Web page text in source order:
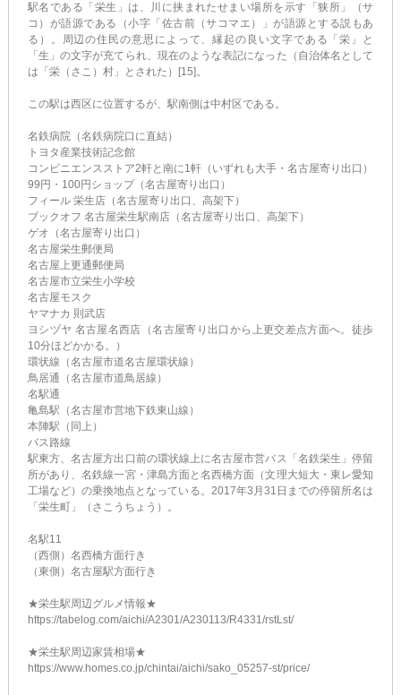
駅名である「栄生」は、川に挟まれたせまい場所を示す「狭所」（サ
コ）が語源である（小字「佐古前（サコマエ）」が語源とする説もあ
る）。周辺の住民の意思によって、縁起の良い文字である「栄」と
「生」の文字が充てられ、現在のような表記になった（自治体名として
は「栄（さこ）村」とされた）[15]。
この駅は西区に位置するが、駅南側は中村区である。
名鉄病院（名鉄病院口に直結）
トヨタ産業技術記念館
コンビニエンスストア2軒と南に1軒（いずれも大手・名古屋寄り出口）
99円・100円ショップ（名古屋寄り出口）
フィール 栄生店（名古屋寄り出口、高架下）
ブックオフ 名古屋栄生駅南店（名古屋寄り出口、高架下）
ゲオ（名古屋寄り出口）
名古屋栄生郵便局
名古屋上更通郵便局
名古屋市立栄生小学校
名古屋モスク
ヤマナカ 則武店
ヨシヅヤ 名古屋名西店（名古屋寄り出口から上更交差点方面へ。徒歩
10分ほどかかる。）
環状線（名古屋市道名古屋環状線）
鳥居通（名古屋市道鳥居線）
名駅通
亀島駅（名古屋市営地下鉄東山線）
本陣駅（同上）
バス路線
駅東方、名古屋方出口前の環状線上に名古屋市営バス「名鉄栄生」停留
所があり、名鉄線一宮・津島方面と名西橋方面（文理大短大・東レ愛知
工場など）の乗換地点となっている。2017年3月31日までの停留所名は
「栄生町」（さこうちょう）。
名駅11
（西側）名西橋方面行き
（東側）名古屋駅方面行き
★栄生駅周辺グルメ情報★
https://tabelog.com/aichi/A2301/A230113/R4331/rstLst/
★栄生駅周辺家賃相場★
https://www.homes.co.jp/chintai/aichi/sako_05257-st/price/